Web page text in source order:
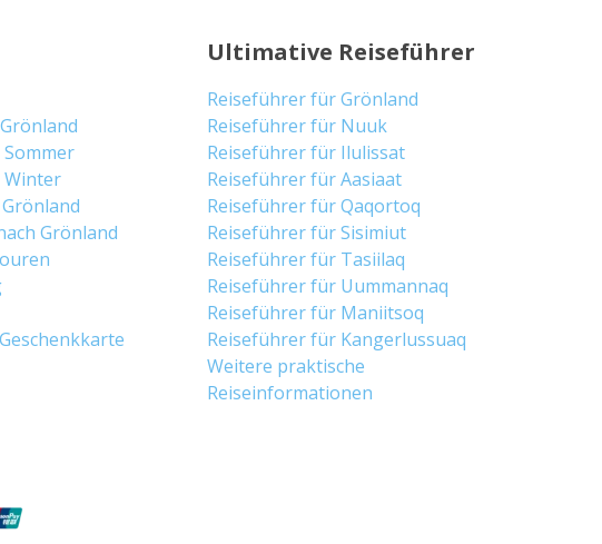
Winter
Grönland
Ultimative Reiseführer
Reiseführer für Grönland
Reiseführer für Nuuk
Reiseführer für Ilulissat
Reiseführer für Aasiaat
Reiseführer für Qaqortoq
Reiseführer für Sisimiut
Reiseführer für Tasiilaq
Reiseführer für Uummannaq
Reiseführer für Maniitsoq
Reiseführer für Kangerlussuaq
Weitere praktische
Reiseinformationen